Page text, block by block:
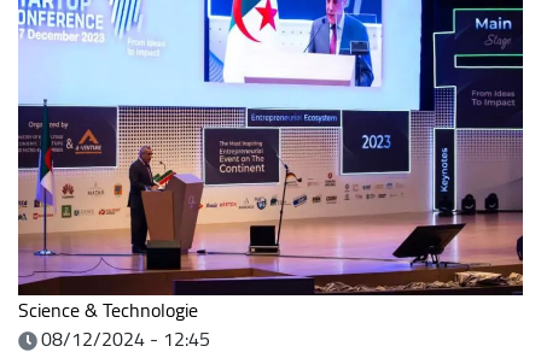
Science & Technologie
08/12/2024 - 12:45